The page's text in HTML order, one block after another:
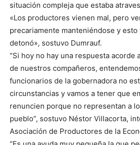
situación compleja que estaba
«Los productores vienen mal, pero
precariamente manteniéndose y esto
detonó», sostuvo Dumrauf.
“Si hoy no hay una respuesta acorde
de nuestros compañeros,
funcionarios de la gobernadora no
circunstancias y vamos a tener que
renuncien porque no representan a
pueblo”, sostuvo Néstor Villacorta,
Asociación de Productores de la